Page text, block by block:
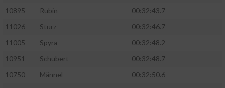
10895
Rubin
00:32:43.7
11026
Sturz
00:32:46.7
11005
Spyra
00:32:48.2
10951
Schubert
00:32:48.7
10750
Männel
00:32:50.6
Entwicklung und Verbesserung der Angebote
von Inhalten